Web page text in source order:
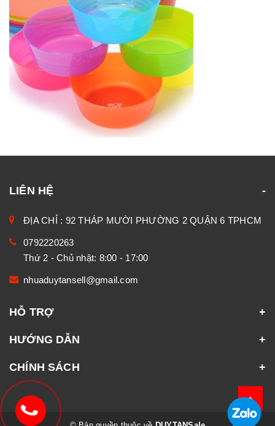
LIÊN HỆ
ĐỊA CHỈ : 92 THÁP MƯỜI PHƯỜNG 2 QUẬN 6 TPHCM
0792220263
Thứ 2 - Chủ nhật: 8:00 - 17:00
nhuaduytansell@gmail.com
HỖ TRỢ
HƯỚNG DẪN
CHÍNH SÁCH